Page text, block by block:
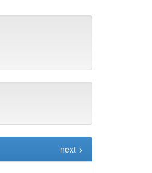
next >